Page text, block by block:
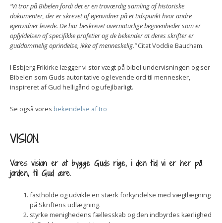
“Vi tror på Bibelen fordi det er en troværdig samling af historiske
dokumenter, der er skrevet af øjenvidner på et tidspunkt hvor andre
øjenvidner levede. De har beskrevet overnaturlige begivenheder som er
opfyldelsen af specifikke profetier og de bekender at deres skrifter er
guddommelig oprindelse, ikke af menneskelig.”Citat Voddie Baucham.
I Esbjerg Frikirke lægger vi stor vægt på bibel undervisningen og ser
Bibelen som Guds autoritative og levende ord til mennesker,
inspireret af Gud helligånd og ufejlbarligt.
Se også vores bekendelse af tro
VISION
Vores vision er at bygge Guds rige, i den tid vi er her på
jorden, til Gud ære.
fastholde og udvikle en stærk forkyndelse med vægtlægning
på Skriftens udlægning.
styrke menighedens fællesskab og den indbyrdes kærlighed